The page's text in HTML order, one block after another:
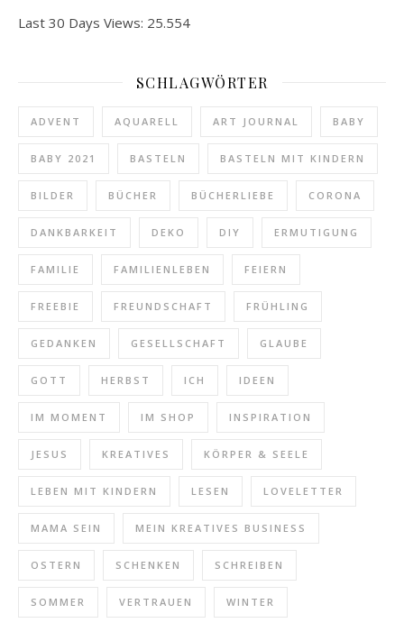
Last 30 Days Views: 25.554
SCHLAGWÖRTER
ADVENT AQUARELL ART JOURNAL BABY
BABY 2021 BASTELN BASTELN MIT KINDERN
BILDER BÜCHER BÜCHERLIEBE CORONA
DANKBARKEIT DEKO DIY ERMUTIGUNG
FAMILIE FAMILIENLEBEN FEIERN
FREEBIE FREUNDSCHAFT FRÜHLING
GEDANKEN GESELLSCHAFT GLAUBE
GOTT HERBST ICH IDEEN
IM MOMENT IM SHOP INSPIRATION
JESUS KREATIVES KÖRPER & SEELE
LEBEN MIT KINDERN LESEN LOVELETTER
MAMA SEIN MEIN KREATIVES BUSINESS
OSTERN SCHENKEN SCHREIBEN
SOMMER VERTRAUEN WINTER